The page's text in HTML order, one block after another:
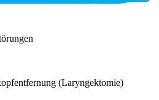
(Laryngektomie)